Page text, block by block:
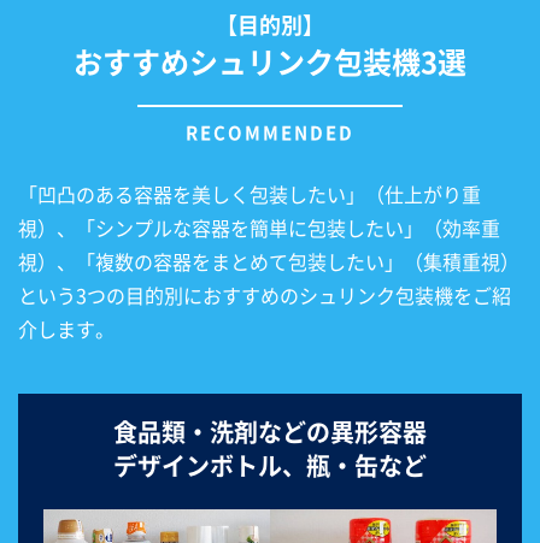
【目的別】
おすすめシュリンク包装機3選
「凹凸のある容器を美しく包装したい」（仕上がり重
視）、「シンプルな容器を簡単に包装したい」（効率重
視）、「複数の容器をまとめて包装したい」（集積重視）
という3つの目的別におすすめのシュリンク包装機をご紹
介します。
食品類・洗剤などの異形容器
デザインボトル、瓶・缶など